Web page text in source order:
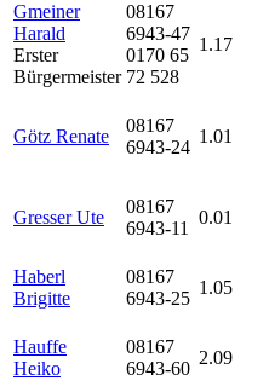
Gmeiner
Harald
Erster
Bürgermeister
08167
6943-47
0170 65
72 528
1.17
Götz Renate
08167
6943-24
1.01
Gresser Ute
08167
6943-11
0.01
Haberl
Brigitte
08167
6943-25
1.05
Hauffe
Heiko
08167
6943-60
2.09